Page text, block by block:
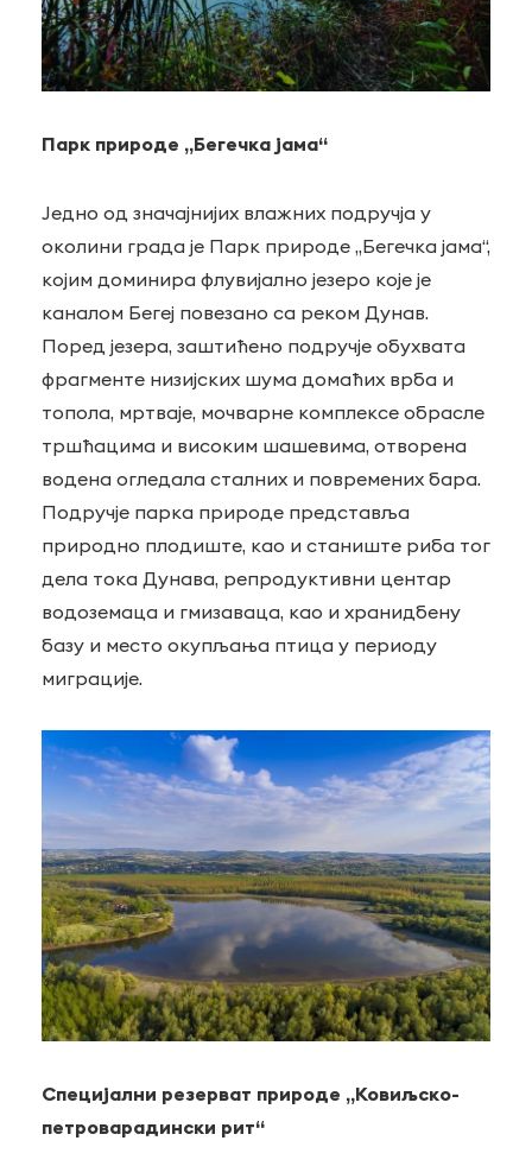
Парк природе „Бегечка јама“
Једно од значајнијих влажних подручја у
околини града је Парк природе „Бегечка јама“,
којим доминира флувијално језеро које је
каналом Бегеј повезано са реком Дунав.
Поред језера, заштићено подручје обухвата
фрагменте низијских шума домаћих врба и
топола, мртваје, мочварне комплексе обрасле
тршћацима и високим шашевима, отворена
водена огледала сталних и повремених бара.
Подручје парка природе представља
природно плодиште, као и станиште риба тог
дела тока Дунава, репродуктивни центар
водоземаца и гмизаваца, као и хранидбену
базу и место окупљања птица у периоду
миграције.
Специјални резерват природе „Ковиљско-
петроварадински рит“